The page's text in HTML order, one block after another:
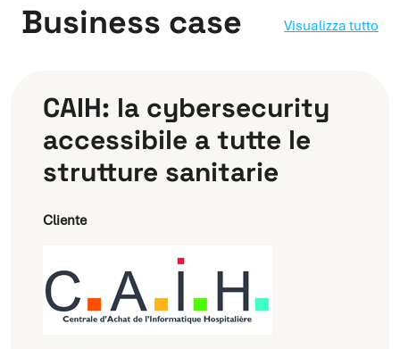
Business case Visualizza tutto
CAIH: la cybersecurity
accessibile a tutte le
strutture sanitarie
Cliente